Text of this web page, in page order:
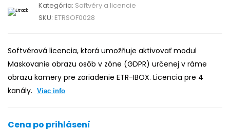
Kategória: Softvéry a licencie
SKU: ETRSOF0028
Softvérová licencia, ktorá umožňuje aktivovať modul
Maskovanie obrazu osôb v zóne (GDPR) určenej v ráme
obrazu kamery pre zariadenie ETR-IBOX. Licencia pre 4
kanály.
Viac info
Cena po prihlásení